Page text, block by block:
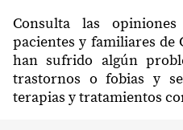
Consulta las
pacientes y familiares de
han sufrido algún
trastornos o fobias y
terapias y tratamientos